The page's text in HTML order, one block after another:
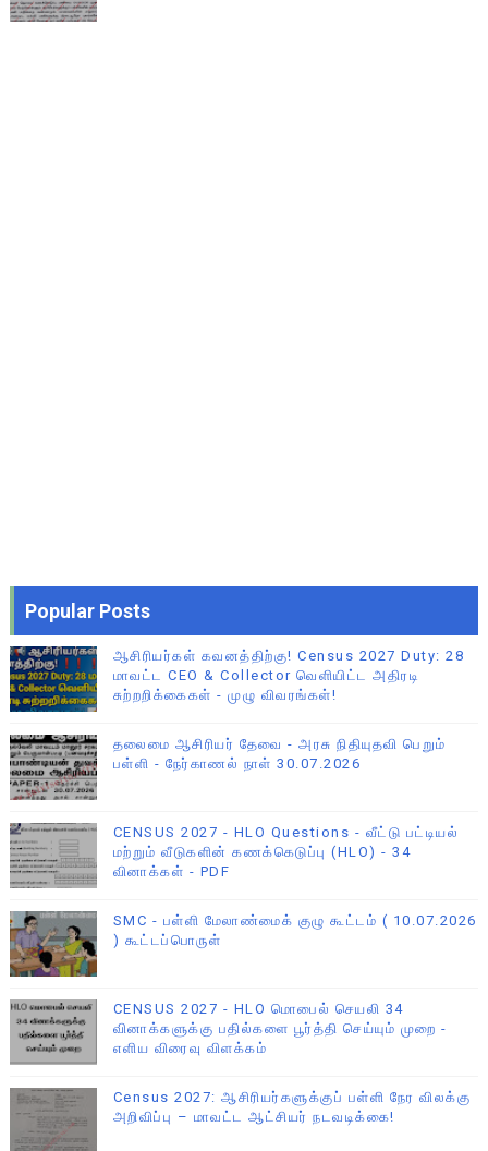
Popular Posts
ஆசிரியர்கள் கவனத்திற்கு! Census 2027 Duty: 28
மாவட்ட CEO & Collector வெளியிட்ட அதிரடி
சுற்றறிக்கைகள் - முழு விவரங்கள்!
தலைமை ஆசிரியர் தேவை - அரசு நிதியுதவி பெறும்
பள்ளி - நேர்காணல் நாள் 30.07.2026
CENSUS 2027 - HLO Questions - வீட்டு பட்டியல்
மற்றும் வீடுகளின் கணக்கெடுப்பு (HLO) - 34
வினாக்கள் - PDF
SMC - பள்ளி மேலாண்மைக் குழு கூட்டம் ( 10.07.2026
) கூட்டப்பொருள்
CENSUS 2027 - HLO மொபைல் செயலி 34
வினாக்களுக்கு பதில்களை பூர்த்தி செய்யும் முறை -
எளிய விரைவு விளக்கம்
Census 2027: ஆசிரியர்களுக்குப் பள்ளி நேர விலக்கு
அறிவிப்பு – மாவட்ட ஆட்சியர் நடவடிக்கை!